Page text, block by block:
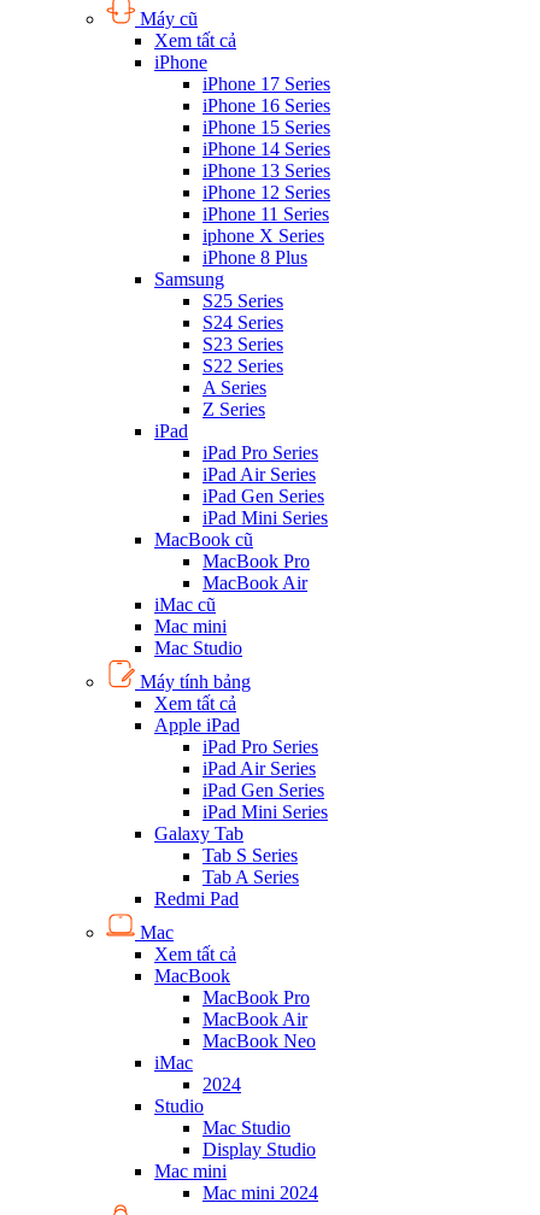
Máy cũ
Xem tất cả
iPhone
iPhone 17 Series
iPhone 16 Series
iPhone 15 Series
iPhone 14 Series
iPhone 13 Series
iPhone 12 Series
iPhone 11 Series
iphone X Series
iPhone 8 Plus
Samsung
S25 Series
S24 Series
S23 Series
S22 Series
A Series
Z Series
iPad
iPad Pro Series
iPad Air Series
iPad Gen Series
iPad Mini Series
MacBook cũ
MacBook Pro
MacBook Air
iMac cũ
Mac mini
Mac Studio
Máy tính bảng
Xem tất cả
Apple iPad
iPad Pro Series
iPad Air Series
iPad Gen Series
iPad Mini Series
Galaxy Tab
Tab S Series
Tab A Series
Redmi Pad
Mac
Xem tất cả
MacBook
MacBook Pro
MacBook Air
MacBook Neo
iMac
2024
Studio
Mac Studio
Display Studio
Mac mini
Mac mini 2024